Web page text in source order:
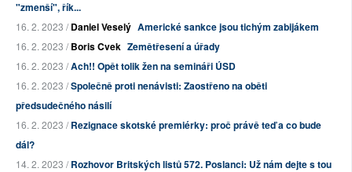
"zmenší", řík...
16. 2. 2023 /Daniel Veselý Americké sankce jsou tichým zabijákem
16. 2. 2023 /Boris Cvek Zemětřesení a úřady
16. 2. 2023 /Ach!! Opět tolik žen na semináři ÚSD
16. 2. 2023 /Společně proti nenávisti: Zaostřeno na oběti
předsudečného násilí
16. 2. 2023 /Rezignace skotské premiérky: proč právě teď a co bude
dál?
14. 2. 2023 /Rozhovor Britských listů 572. Poslanci: Už nám dejte s tou